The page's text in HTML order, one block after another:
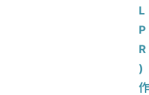
L
P
R
)
作